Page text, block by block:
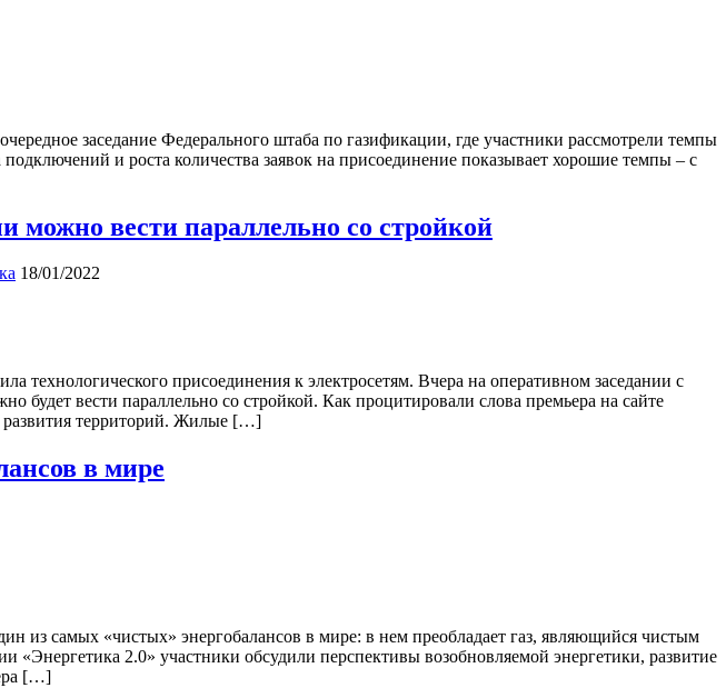
заседание Федерального штаба по газификации, где участники рассмотрели темпы
и роста количества заявок на присоединение показывает хорошие темпы – с
можно вести параллельно со стройкой
18/01/2022
присоединения к электросетям. Вчера на оперативном заседании с
будет вести параллельно со стройкой. Как процитировали слова премьера на сайте
развития территорий. Жилые […]
в мире
из самых «чистых» энергобалансов в мире: в нем преобладает газ, являющийся чистым
2.0» участники обсудили перспективы возобновляемой энергетики, развитие
[…]